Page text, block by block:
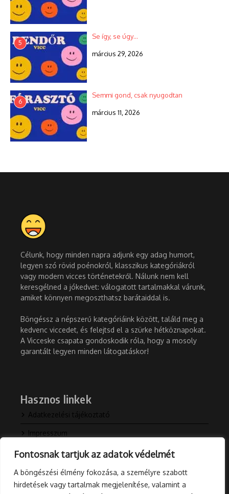
Fontosnak tartjuk az adatok védelmét
A böngészési élmény fokozása, a személyre szabott
hirdetések vagy tartalmak megjelenítése, valamint a
5
Se így, se úgy…
március 29, 2026
6
Semmi gond, csak nyugodtan
március 11, 2026
Célunk, hogy minden napra adjunk egy adag humort,
legyen szó rövid poénokról, klasszikus kategóriákról
vagy modern vicces történetekről. Nálunk nem kell
keresgélned a jókedvet: válogatott tartalmakkal várunk,
amiket könnyen megoszthatsz barátaiddal is.
Böngéssz a népszerű kategóriáink között, találd meg a
kedvenc viccedet, és felejtsd el a szürke hétköznapokat.
A Vicceske csapata gondoskodik róla, hogy a mosoly
garantált legyen minden látogatáskor!
Hasznos linkek
Adatkezelési tájékoztató
Impresszum
Kapcsolat
Rólunk
Blog